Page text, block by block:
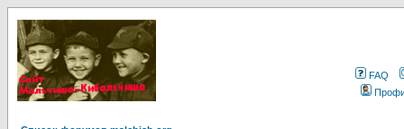
FAQ